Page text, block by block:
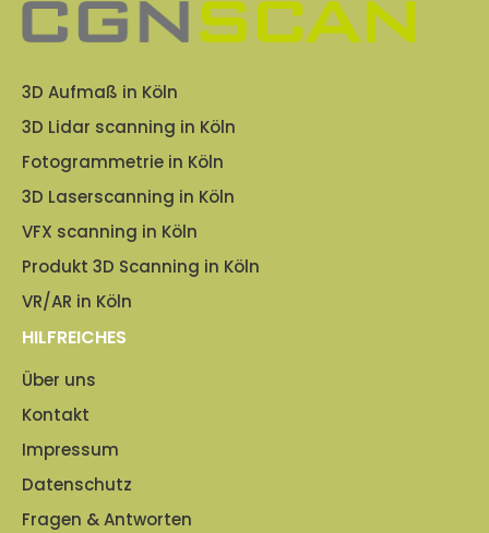
3D Aufmaß in Köln
3D Lidar scanning in Köln
Fotogrammetrie in Köln
3D Laserscanning in Köln
VFX scanning in Köln
Produkt 3D Scanning in Köln
VR/AR in Köln
HILFREICHES
Über uns
Kontakt
Impressum
Datenschutz
Fragen & Antworten